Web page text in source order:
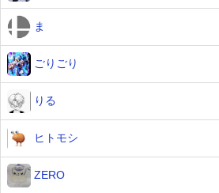
ま
ごりごり
りる
ヒトモシ
ZERO